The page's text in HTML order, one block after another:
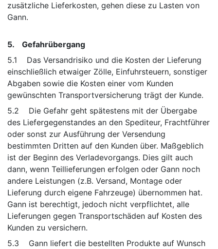
zusätzliche Lieferkosten, gehen diese zu Lasten von
Gann.
5. Gefahrübergang
5.1 Das Versandrisiko und die Kosten der Lieferung
einschließlich etwaiger Zölle, Einfuhrsteuern, sonstiger
Abgaben sowie die Kosten einer vom Kunden
gewünschten Transportversicherung trägt der Kunde.
5.2 Die Gefahr geht spätestens mit der Übergabe
des Liefergegenstandes an den Spediteur, Frachtführer
oder sonst zur Ausführung der Versendung
bestimmten Dritten auf den Kunden über. Maßgeblich
ist der Beginn des Verladevorgangs. Dies gilt auch
dann, wenn Teillieferungen erfolgen oder Gann noch
andere Leistungen (z.B. Versand, Montage oder
Lieferung durch eigene Fahrzeuge) übernommen hat.
Gann ist berechtigt, jedoch nicht verpflichtet, alle
Lieferungen gegen Transportschäden auf Kosten des
Kunden zu versichern.
5.3 Gann liefert die bestellten Produkte auf Wunsch